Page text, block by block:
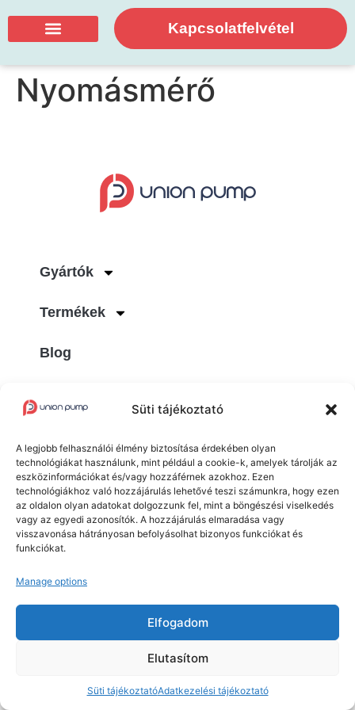
Süti tájékoztató
A legjobb felhasználói élmény biztosítása érdekében olyan
technológiákat használunk, mint például a cookie-k, amelyek tárolják az
eszközinformációkat és/vagy hozzáférnek azokhoz. Ezen
technológiákhoz való hozzájárulás lehetővé teszi számunkra, hogy ezen
az oldalon olyan adatokat dolgozzunk fel, mint a böngészési viselkedés
vagy az egyedi azonosítók. A hozzájárulás elmaradása vagy
visszavonása hátrányosan befolyásolhat bizonyos funkciókat és
funkciókat.
Manage options
Elfogadom
Elutasítom
Süti tájékoztatóAdatkezelési tájékoztató
Kapcsolatfelvétel
Nyomásmérő
Gyártók
Termékek
Blog
Union Pump Kft. © 2025 Minden jog fenntartva.
Adatvédelmi tájékoztatóSüti tájékoztató